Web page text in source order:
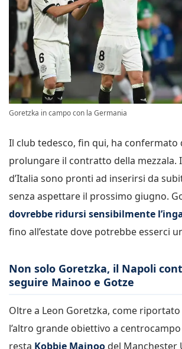
Goretzka in campo con la Germania
Il club tedesco, fin qui, ha confermato
prolungare il contratto della mezzala.
d’Italia sono pronti ad inserirsi da
senza aspettare il prossimo giugno.
dovrebbe ridursi sensibilmente
fino all’estate dove potrebbe esserci
Non solo Goretzka, il Napoli
seguire Mainoo e Gotze
Oltre a Leon Goretzka, come
l’altro grande obiettivo a
resta Kobbie Mainoo del Manchester